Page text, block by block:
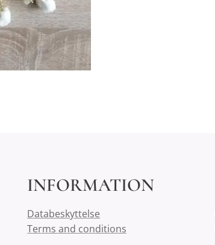
INFORMATION
Databeskyttelse
Terms and conditions